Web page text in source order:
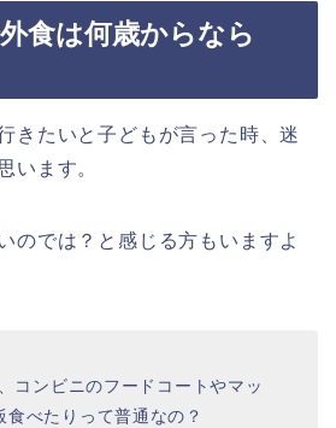
食は何歳からなら
きたいと子どもが言った時、迷
います。
のでは？と感じる方もいますよ
コンビニのフードコートやマッ
食べたりって普通なの？